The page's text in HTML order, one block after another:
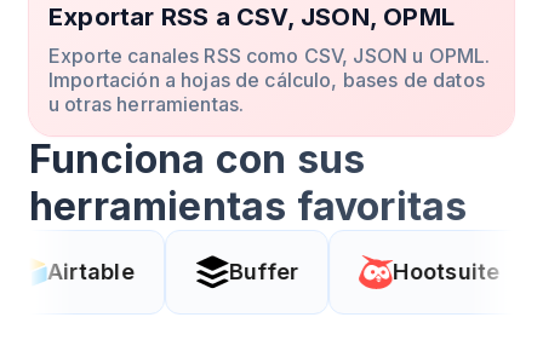
Exportar RSS a CSV, JSON, OPML
Exporte canales RSS como CSV, JSON u OPML.
Importación a hojas de cálculo, bases de datos
u otras herramientas.
Funciona con sus
herramientas favoritas
Buffer Hootsuite Coda